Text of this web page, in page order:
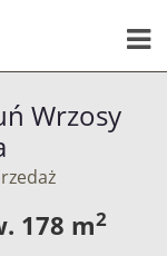
Wrzosy
178 m2